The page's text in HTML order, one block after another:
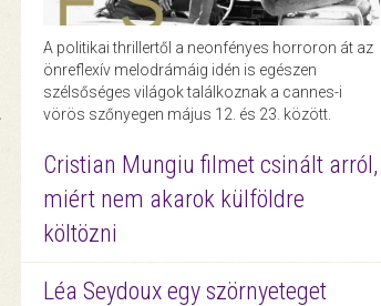
A politikai thrillertől a neonfényes horroron át az
önreflexív melodrámáig idén is egészen
szélsőséges világok találkoznak a cannes-i
vörös szőnyegen május 12. és 23. között.
Cristian Mungiu filmet csinált arról,
miért nem akarok külföldre
költözni
Léa Seydoux egy szörnyeteget